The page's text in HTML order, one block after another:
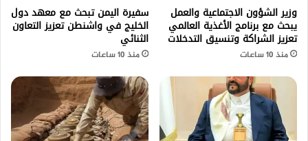
وزير الشؤون الاجتماعية والعمل
يبحث مع برنامج الأغذية العالمي
تعزيز الشراكة وتنسيق التدخلات
منذ 10 ساعات
سفيرة اليمن تبحث مع معهد دول
الخليج في واشنطن تعزيز التعاون
الثنائي
منذ 10 ساعات